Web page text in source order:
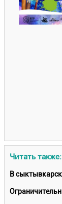
Читать также:
В